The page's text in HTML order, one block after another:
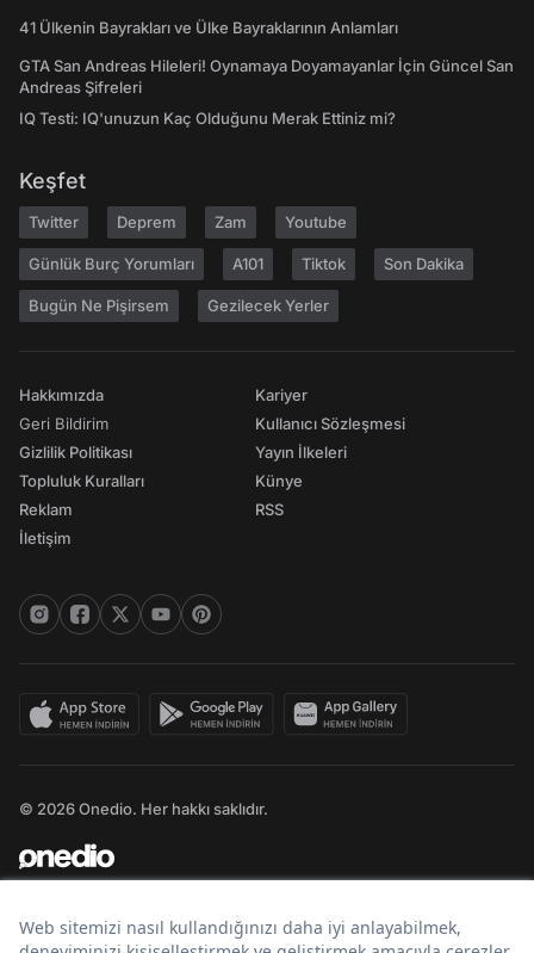
41 Ülkenin Bayrakları ve Ülke Bayraklarının Anlamları
GTA San Andreas Hileleri! Oynamaya Doyamayanlar İçin Güncel San
Andreas Şifreleri
IQ Testi: IQ'unuzun Kaç Olduğunu Merak Ettiniz mi?
Keşfet
Twitter Deprem Zam Youtube
Günlük Burç Yorumları A101 Tiktok Son Dakika
Bugün Ne Pişirsem Gezilecek Yerler
Hakkımızda
Geri Bildirim
Gizlilik Politikası
Topluluk Kuralları
Reklam
İletişim
Kariyer
Kullanıcı Sözleşmesi
Yayın İlkeleri
Künye
RSS
© 2026 Onedio. Her hakkı saklıdır.
Bir markasıdır.